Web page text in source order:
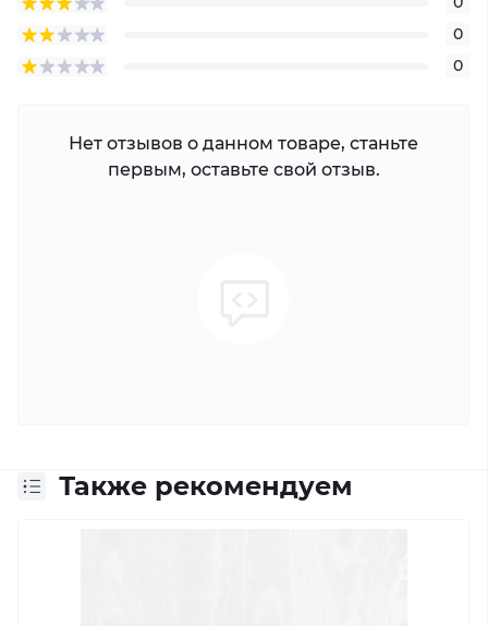
0
0
Нет отзывов о данном товаре, станьте
первым, оставьте свой отзыв.
Также рекомендуем